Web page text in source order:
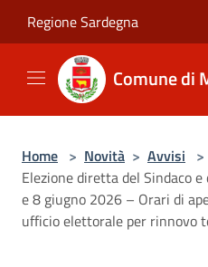
Regione Sardegna
Comune di
Home > Novità > Avvisi >
Elezione diretta del Sindaco
e 8 giugno 2026 – Orari di
ufficio elettorale per rinnovo